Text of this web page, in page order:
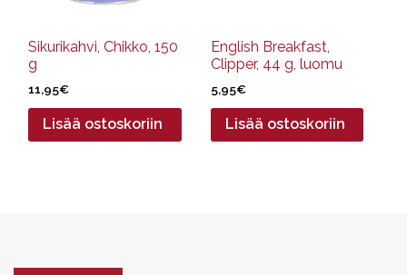
Sikurikahvi, Chikko, 150
g
11,95€
Lisää ostoskoriin
English Breakfast,
Clipper, 44 g, luomu
5,95€
Lisää ostoskoriin